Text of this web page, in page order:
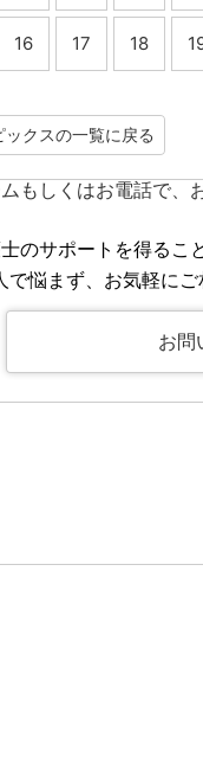
16 17 18
クスの一覧に戻る
のサポートを得るこ
で悩まず、お気軽に
お問